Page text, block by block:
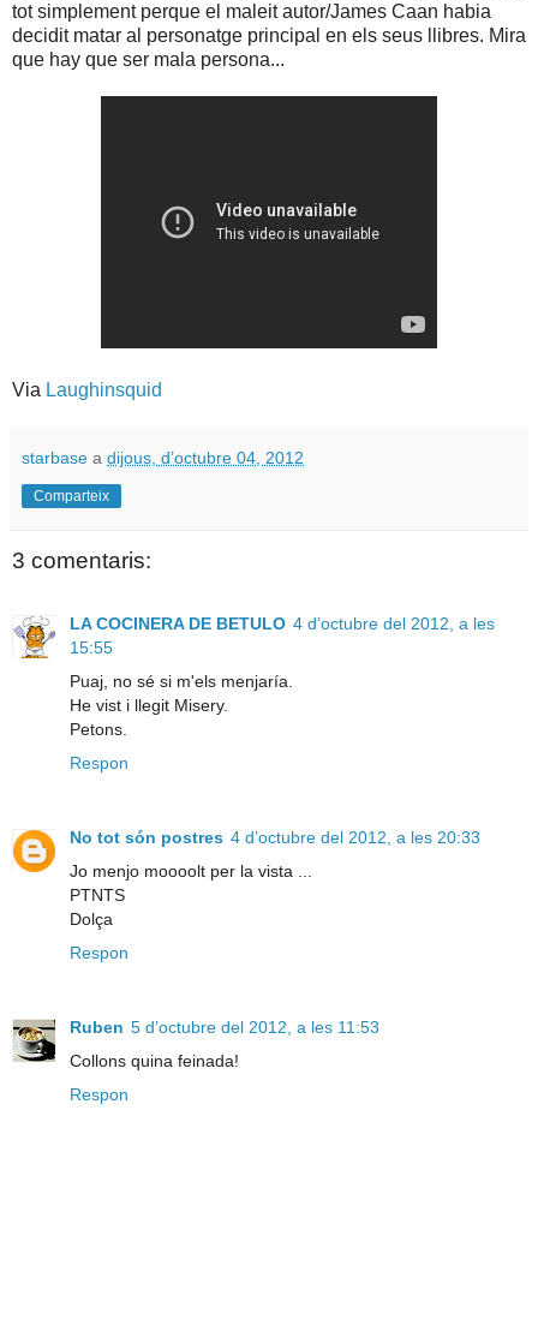
tot simplement perque el maleit autor/James Caan habia
decidit matar al personatge principal en els seus llibres. Mira
que hay que ser mala persona...
Via Laughinsquid
starbase a dijous, d’octubre 04, 2012
Comparteix
3 comentaris:
LA COCINERA DE BETULO 4 d’octubre del 2012, a les
15:55
Puaj, no sé si m'els menjaría.
He vist i llegit Misery.
Petons.
Respon
No tot són postres 4 d’octubre del 2012, a les 20:33
Jo menjo moooolt per la vista ...
PTNTS
Dolça
Respon
Ruben 5 d’octubre del 2012, a les 11:53
Collons quina feinada!
Respon